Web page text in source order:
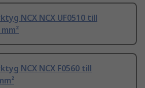
NCX NCX UF0510 till
NCX NCX F0560 till